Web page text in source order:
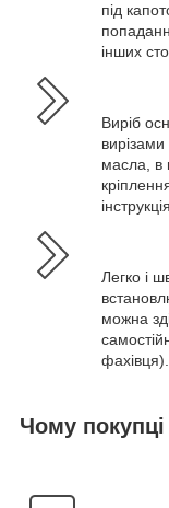
під
інших
Виріб
вирізами
масла, в
Легко і
можна
фахівця).
Чому